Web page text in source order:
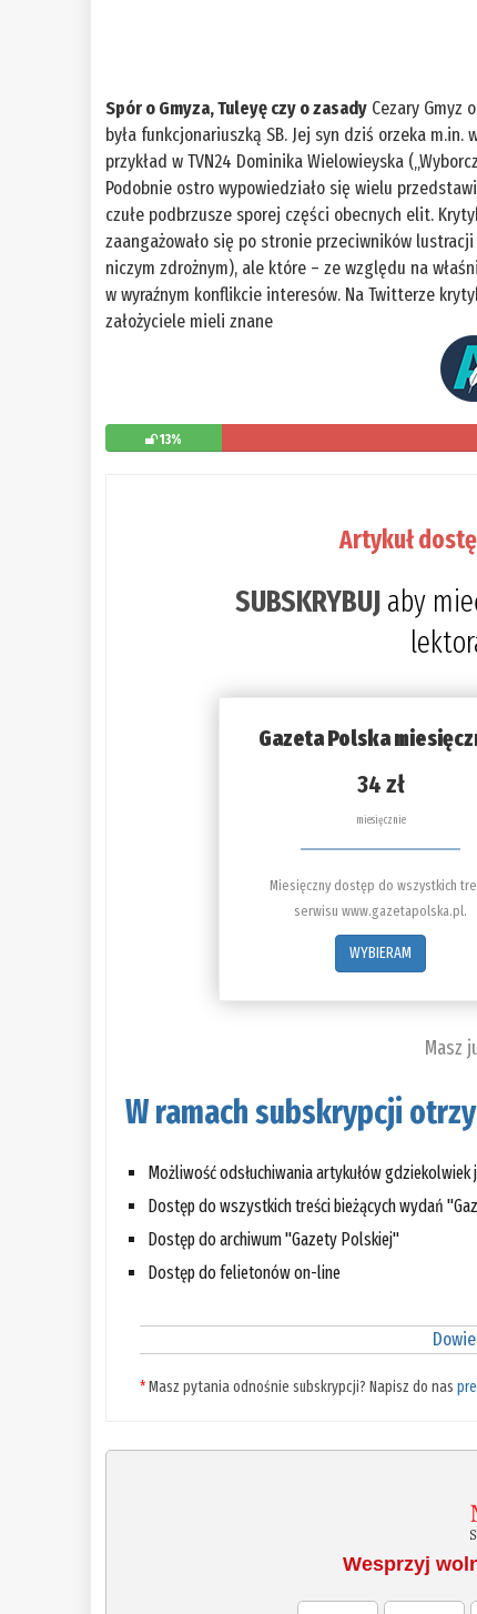
Spór o Gmyza, Tuleyę czy o zasady Cezary Gmyz
była funkcjonariuszką SB. Jej syn dziś orzeka
przykład w TVN24 Dominika Wielowieyska
Podobnie ostro wypowiedziało się wielu
czułe podbrzusze sporej części obecnych elit.
zaangażowało się po stronie przeciwników
niczym zdrożnym), ale które – ze względu na
w wyraźnym konflikcie interesów. Na Twitterze
założyciele mieli znane
13%
Artykuł
SUBSKRYBUJ aby
Gazeta Polska
34 zł
miesięcznie
Miesięczny dostęp do wszystkich
serwisu www.gazetapolska.pl.
WYBIERAM
Masz
W ramach subskrypcji
Możliwość odsłuchiwania artykułów gdziekolwiek
Dostęp do wszystkich treści bieżących wydań
Dostęp do archiwum "Gazety Polskiej"
Dostęp do felietonów on-line
*Masz pytania odnośnie subskrypcji? Napisz do nas
Wesprzyj